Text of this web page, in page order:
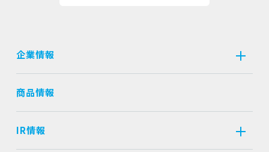
企業情報
商品情報
IR情報